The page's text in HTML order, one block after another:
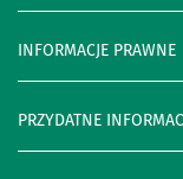
INFORMACJE PRAWNE
PRZYDATNE